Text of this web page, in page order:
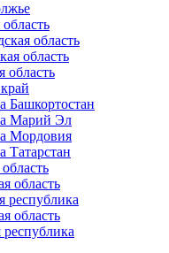
область
область
область
Башкортостан
Марий Эл
Мордовия
Татарстан
область
республика
область